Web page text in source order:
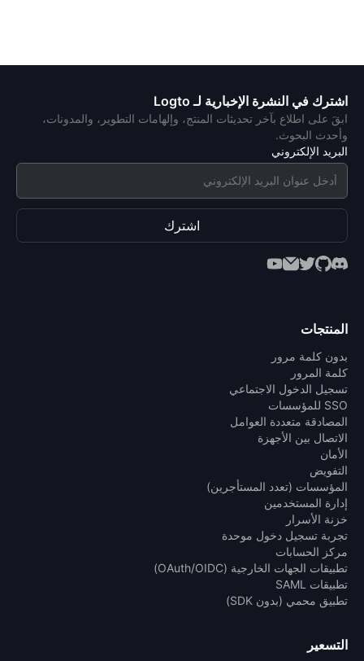
اشترك في النشرة الإخبارية لـ Logto
ابقَ على اطلاع بآخر تحديثات المنتج، وإلهامات التطوير، والمدونات،
وأحدث البحوث.
البريد الإلكتروني
اشترك
المنتجات
بدون كلمة مرور
كلمة المرور
تسجيل الدخول الاجتماعي
SSO للمؤسسات
المصادقة متعددة العوامل
الاتصال بين الأجهزة
الأمان
التفويض
المؤسسات (تعدد المستأجرين)
إدارة المستخدمين
خزنة الأسرار
تجربة تسجيل دخول موحدة
مركز الحسابات
تطبيقات الجهات الخارجية (OAuth/OIDC)
تطبيقات SAML
تطبيق محمي (بدون SDK)
التسعير